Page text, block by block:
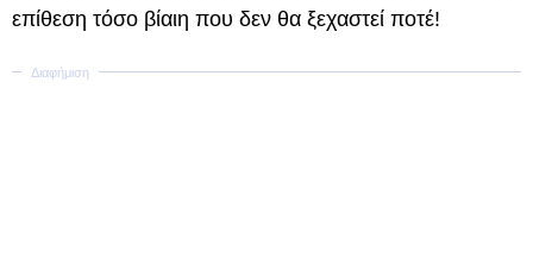
επίθεση τόσο βίαιη που δεν θα ξεχαστεί ποτέ!